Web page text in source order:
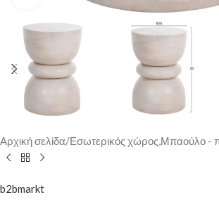
Αρχική σελίδα/Εσωτερικός χώρος,Μπαούλο -
b2bmarkt